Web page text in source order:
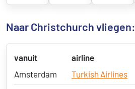
Naar Christchurch vliegen:
vanuit airline
Amsterdam
Turkish Airlines